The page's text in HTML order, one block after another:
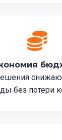
без потери